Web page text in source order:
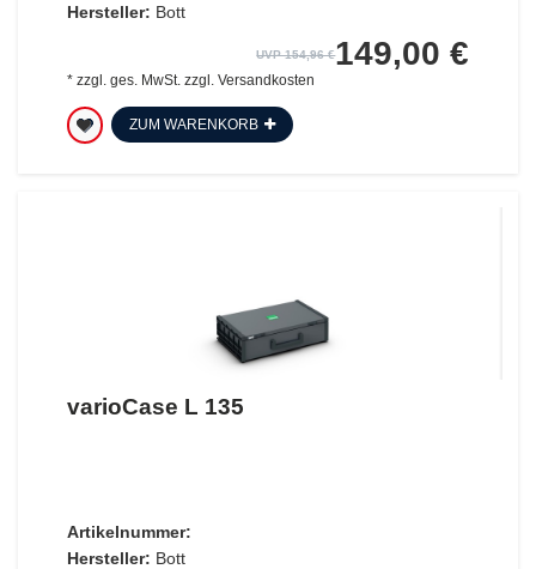
Hersteller: Bott
UVP 154,96 €149,00 €
* zzgl. ges. MwSt.zzgl. Versandkosten
ZUM WARENKORB
varioCase L 135
Artikelnummer:
Hersteller: Bott